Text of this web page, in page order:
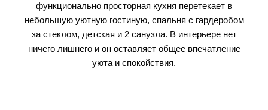
функционально просторная кухня перетекает в
небольшую уютную гостиную, спальня с гардеробом
за стеклом, детская и 2 санузла. В интерьере нет
ничего лишнего и он оставляет общее впечатление
уюта и спокойствия.